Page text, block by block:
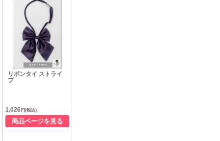
リボンタイ ストライ
プ
1,026 円(税込)
商品ページを見る